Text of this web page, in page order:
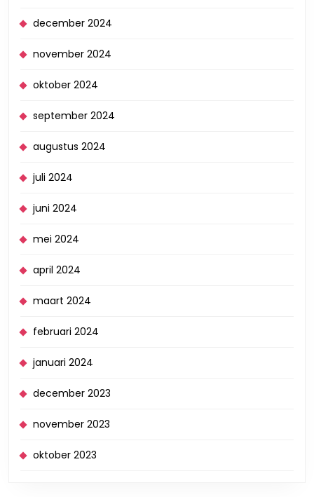
december 2024
november 2024
oktober 2024
september 2024
augustus 2024
juli 2024
juni 2024
mei 2024
april 2024
maart 2024
februari 2024
januari 2024
december 2023
november 2023
oktober 2023